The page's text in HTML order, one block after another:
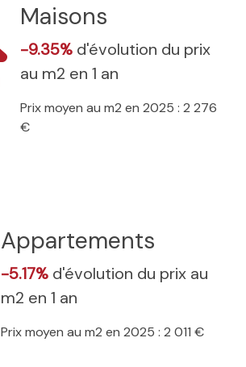
Maisons
-9.35% d'évolution du prix
au m2 en 1 an
Prix moyen au m2 en 2025 : 2 276
€
Appartements
-5.17% d'évolution du prix au
m2 en 1 an
Prix moyen au m2 en 2025 : 2 011 €